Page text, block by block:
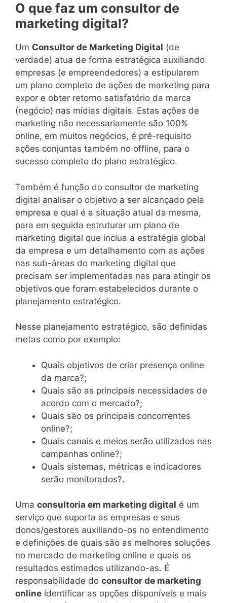
O que faz um consultor de
marketing digital?
Um Consultor de Marketing Digital (de
verdade) atua de forma estratégica auxiliando
empresas (e empreendedores) a estipularem
um plano completo de ações de marketing para
expor e obter retorno satisfatório da marca
(negócio) nas mídias digitais. Estas ações de
marketing não necessariamente são 100%
online, em muitos negócios, é pré-requisito
ações conjuntas também no offline, para o
sucesso completo do plano estratégico.
Também é função do consultor de marketing
digital analisar o objetivo a ser alcançado pela
empresa e qual é a situação atual da mesma,
para em seguida estruturar um plano de
marketing digital que inclua a estratégia global
da empresa e um detalhamento com as ações
nas sub-áreas do marketing digital que
precisam ser implementadas nas para atingir os
objetivos que foram estabelecidos durante o
planejamento estratégico.
Nesse planejamento estratégico, são definidas
metas como por exemplo:
Quais objetivos de criar presença online
da marca?;
Quais são as principais necessidades de
acordo com o mercado?;
Quais são os principais concorrentes
online?;
Quais canais e meios serão utilizados nas
campanhas online?;
Quais sistemas, métricas e indicadores
serão monitorados?.
Uma consultoria em marketing digital é um
serviço que suporta as empresas e seus
donos/gestores auxiliando-os no entendimento
e definições de quais são as melhores soluções
no mercado de marketing online e quais os
resultados estimados utilizando-as. É
responsabilidade do consultor de marketing
online identificar as opções disponíveis e mais